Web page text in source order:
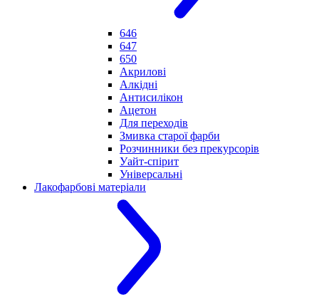
646
647
650
Акрилові
Алкідні
Антисилікон
Ацетон
Для переходів
Змивка старої фарби
Розчинники без прекурсорів
Уайт-спірит
Універсальні
Лакофарбові матеріали